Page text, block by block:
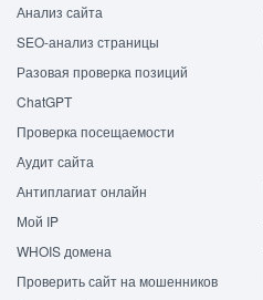
Анализ сайта
SEO-анализ страницы
Разовая проверка позиций
ChatGPT
Проверка посещаемости
Аудит сайта
Антиплагиат онлайн
Мой IP
WHOIS домена
Проверить сайт на мошенников